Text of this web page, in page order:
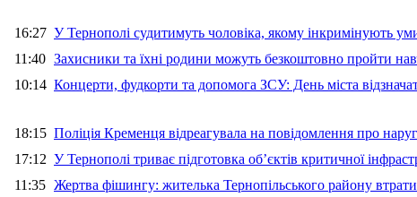
16:27 У Тернополі судитимуть чоловіка, якому інкримінують
11:40 Захисники та їхні родини можуть безкоштовно пройти
10:14 Концерти, фудкорти та допомога ЗСУ: День міста
18:15 Поліція Кременця відреагувала на повідомлення про
17:12 У Тернополі триває підготовка об’єктів критичної
11:35 Жертва фішингу: жителька Тернопільського району